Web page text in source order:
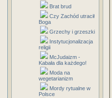
Brat brud
Czy Zachód utracił
Boga
Grzechy i grzeszki
Instytucjonalizacja
religii
McJudaizm -
Kabała dla każdego!
Moda na
wegetarianizm
Mordy rytualne w
Polsce